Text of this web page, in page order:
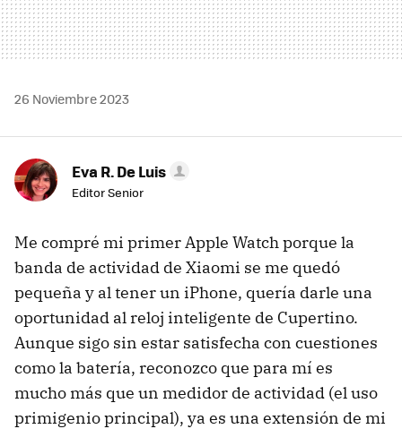
26 Noviembre 2023
Eva R. De Luis
Editor Senior
Me compré mi primer Apple Watch porque la
banda de actividad de Xiaomi se me quedó
pequeña y al tener un iPhone, quería darle una
oportunidad al reloj inteligente de Cupertino.
Aunque sigo sin estar satisfecha con cuestiones
como la batería, reconozco que para mí es
mucho más que un medidor de actividad (el uso
primigenio principal), ya es una extensión de mi